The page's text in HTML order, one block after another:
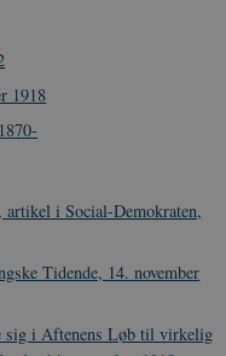
1918
artikel i Social-Demokraten,
Tidende, 14. november
sig i Aftenens Løb til virkelig